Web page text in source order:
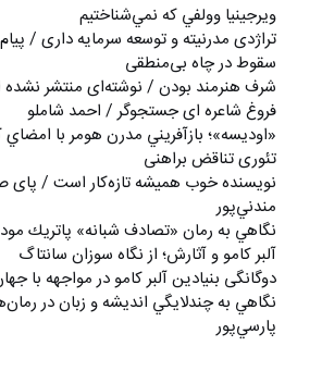
ويرجينيا وولفي كه نمي‌شناختيم
تراژدی مدرنیته و توسعه سرمایه داری /
سقوط در چاه بی‌منطقی
شرف هنرمند بودن / نوشته‌ای منتشر نشده
فروغ شاعره ای جستجوگر / احمد شاملو
«اوديسه»؛ بازآفريني مدرن هومر با امضاي
تئوری تناقض براهنی
نويسنده خوب هميشه تازه‌كار است / پای
مندني‌پور
نگاهي به رمان «تصادف شبانه» پاتريك
آلبر کامو و آثارش؛ از نگاه سوزان سانتاگ
دوگانگی بنیادین آلبر کامو در مواجهه با
نگاهي به چندلايگي انديشه و زبان در
پارسي‌پور